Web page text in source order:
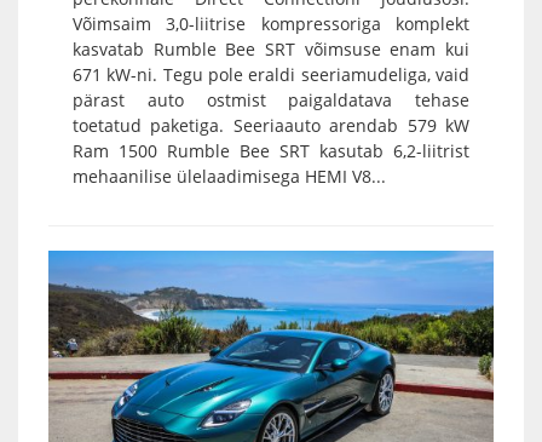
Võimsaim 3,0-liitrise kompressoriga komplekt
kasvatab Rumble Bee SRT võimsuse enam kui
671 kW-ni. Tegu pole eraldi seeriamudeliga, vaid
pärast auto ostmist paigaldatava tehase
toetatud paketiga. Seeriaauto arendab 579 kW
Ram 1500 Rumble Bee SRT kasutab 6,2-liitrist
mehaanilise ülelaadimisega HEMI V8...